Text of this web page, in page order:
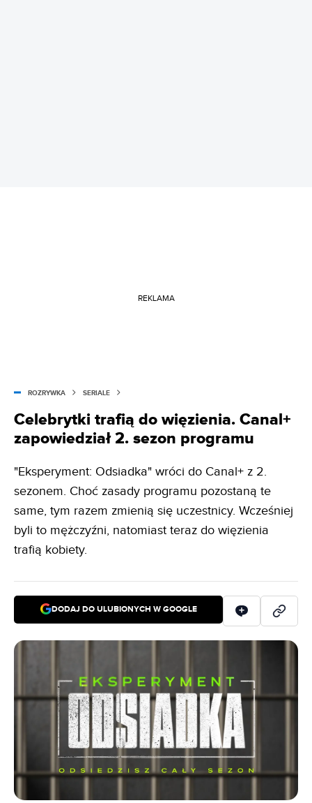
REKLAMA
ROZRYWKA SERIALE
Celebrytki trafią do więzienia. Canal+
zapowiedział 2. sezon programu
"Eksperyment: Odsiadka" wróci do Canal+ z 2.
sezonem. Choć zasady programu pozostaną te
same, tym razem zmienią się uczestnicy. Wcześniej
byli to mężczyźni, natomiast teraz do więzienia
trafią kobiety.
DODAJ DO ULUBIONYCH W GOOGLE